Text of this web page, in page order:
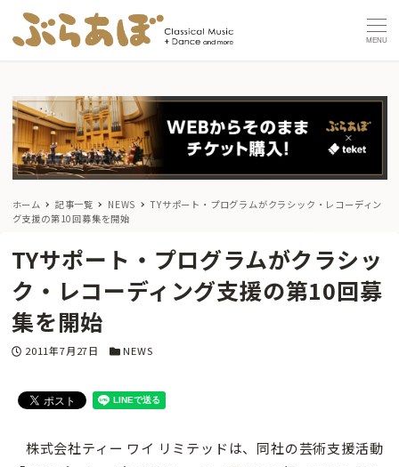
MENU
ホーム 記事一覧 NEWS
TYサポート・プログラムがクラシック・レコーディン
グ支援の第10回募集を開始
TYサポート・プログラムがクラシッ
ク・レコーディング支援の第10回募
集を開始
投稿日
2011年7月27日 カテゴリー
NEWS
株式会社ティー ワイ リミテッドは、同社の芸術支援活動